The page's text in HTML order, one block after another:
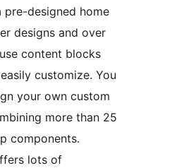
pre-designed home
designs and over
content blocks
customize. You
your own custom
more than 25
components.
lots of